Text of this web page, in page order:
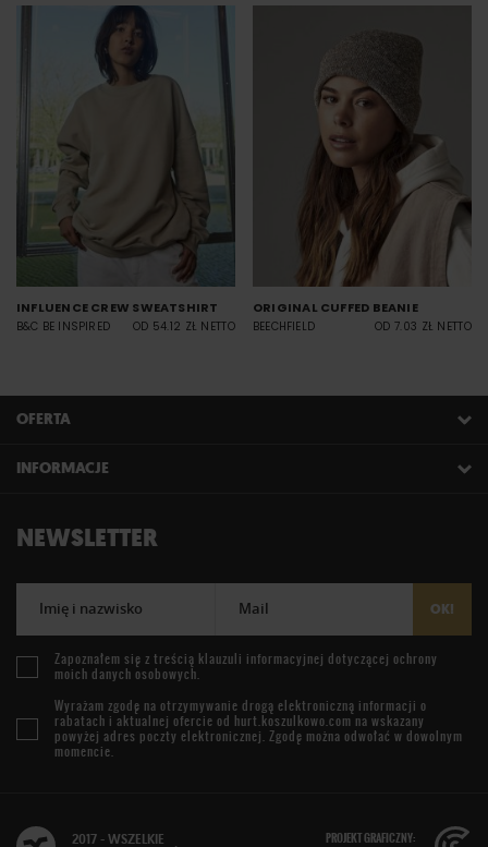
INFLUENCE CREW SWEATSHIRT
B&C BE INSPIRED OD 54.12 ZŁ NETTO
ORIGINAL CUFFED BEANIE
BEECHFIELD OD 7.03 ZŁ NETTO
OFERTA
INFORMACJE
NEWSLETTER
Imię i nazwisko Mail OK!
Zapoznałem się z treścią klauzuli informacyjnej dotyczącej ochrony
moich danych osobowych.
Wyrażam zgodę na otrzymywanie drogą elektroniczną informacji o
rabatach i aktualnej ofercie od hurt.koszulkowo.com na wskazany
powyżej adres poczty elektronicznej. Zgodę można odwołać w dowolnym
momencie.
2017 - WSZELKIE
PROJEKT GRAFICZNY: